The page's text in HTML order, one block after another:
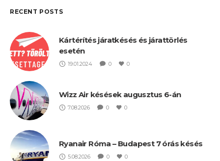
RECENT POSTS
Kártérítés járatkésés és járattörlés
esetén
19.01.2024 0 0
Wizz Air késések augusztus 6-án
7.08.2026 0 0
Ryanair Róma – Budapest 7 órás késés
5.08.2026 0 0